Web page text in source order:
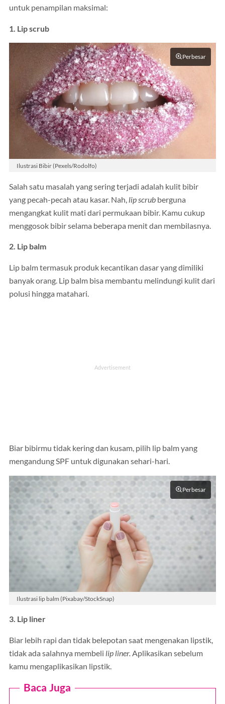
untuk penampilan maksimal:
1. Lip scrub
Perbesar
Ilustrasi Bibir (Pexels/Rodolfo)
Salah satu masalah yang sering terjadi adalah kulit bibir
yang pecah-pecah atau kasar. Nah, lip scrub berguna
mengangkat kulit mati dari permukaan bibir. Kamu cukup
menggosok bibir selama beberapa menit dan membilasnya.
2. Lip balm
Lip balm termasuk produk kecantikan dasar yang dimiliki
banyak orang. Lip balm bisa membantu melindungi kulit dari
polusi hingga matahari.
Biar bibirmu tidak kering dan kusam, pilih lip balm yang
mengandung SPF untuk digunakan sehari-hari.
Perbesar
Ilustrasi lip balm (Pixabay/StockSnap)
3. Lip liner
Biar lebih rapi dan tidak belepotan saat mengenakan lipstik,
tidak ada salahnya membeli lip liner.Aplikasikan sebelum
kamu mengaplikasikan lipstik.
Baca Juga